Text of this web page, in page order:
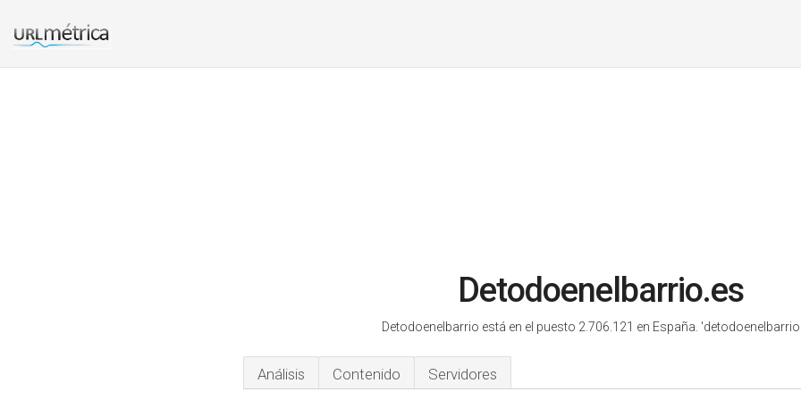
Detodoenelbarrio.es
Detodoenelbarrio está en el puesto 2.706.121 en España.
Análisis Contenido Servidores